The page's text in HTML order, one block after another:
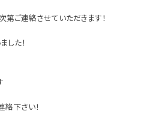
第ご連絡させていただきます！
した！
下さい！